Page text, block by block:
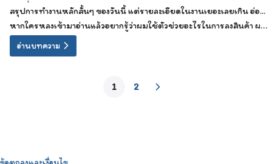
สรุปการทำงานหลักสั้นๆ ของวันนี้ แต่รายละเอียดในงานเยอะเลยเกิน อ่อ...
หากใครหลงเข้ามาอ่านแล้วอยากรู้ว่าผมใช้ตัวช่วยอะไรในการลงสินค้า ผม
ใช้ระบบ Automate ในการดึงสินค้ามาลงขายนะครับ มันดึงข้อมูลราย
ละเอียดสินค้า รูปภาพมาครบเลย
อ่านบทความ
1 2